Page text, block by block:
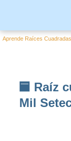
Aprende Raíces Cuadradas
🟦 Raíz
Mil